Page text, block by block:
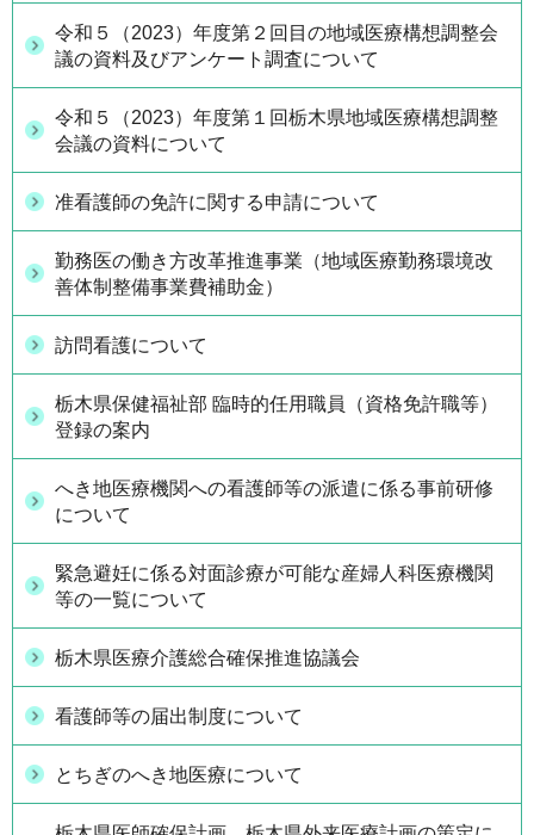
令和５（2023）年度第２回目の地域医療構想調整会
議の資料及びアンケート調査について
令和５（2023）年度第１回栃木県地域医療構想調整
会議の資料について
准看護師の免許に関する申請について
勤務医の働き方改革推進事業（地域医療勤務環境改
善体制整備事業費補助金）
訪問看護について
栃木県保健福祉部 臨時的任用職員（資格免許職等）
登録の案内
へき地医療機関への看護師等の派遣に係る事前研修
について
緊急避妊に係る対面診療が可能な産婦人科医療機関
等の一覧について
栃木県医療介護総合確保推進協議会
看護師等の届出制度について
とちぎのへき地医療について